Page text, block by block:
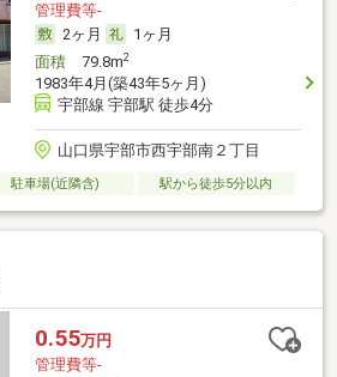
管理費等-
2ヶ月
1ヶ月
面積79.8m2
1983年4月(築43年5ヶ月)
宇部線 宇部駅 徒歩4分
山口県宇部市西宇部南２丁目
駐車場(近隣含) 駅から徒歩5分以内
0.55万円
管理費等-